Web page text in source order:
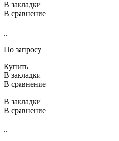
В закладки
В сравнение
..
По запросу
Купить
В закладки
В сравнение
В закладки
В сравнение
..